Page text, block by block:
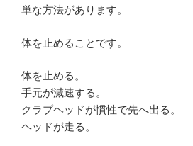
単な方法があります。
体を止めることです。
体を止める。
手元が減速する。
クラブヘッドが慣性で先へ出る。
ヘッドが走る。